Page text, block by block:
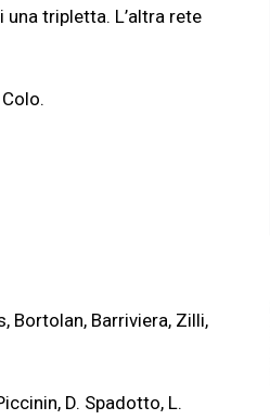
tripletta. L’altra rete
Bortolan, Barriviera, Zilli,
D. Spadotto, L.